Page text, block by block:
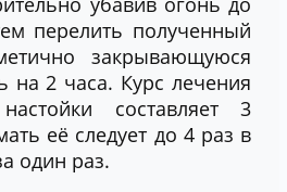
перелить полученный
закрывающуюся
на 2 часа. Курс лечения
составляет 3
её следует до 4 раз в
один раз.